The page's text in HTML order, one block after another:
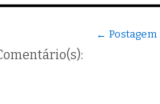
← Postagem